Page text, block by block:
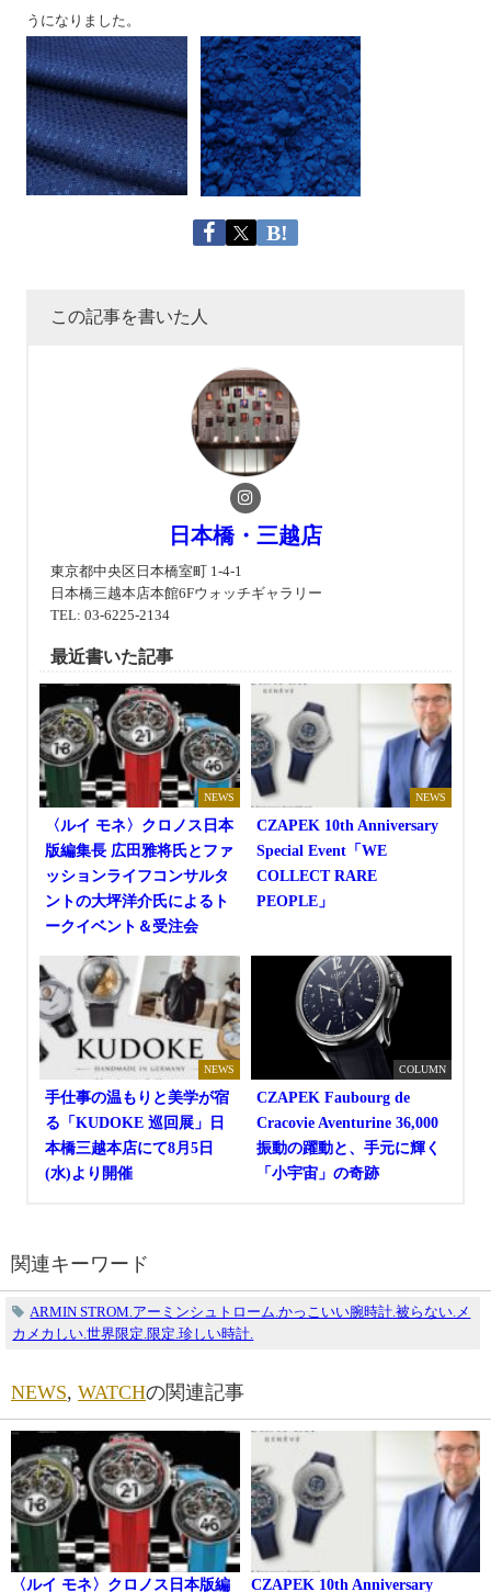
うになりました。
この記事を書いた人
日本橋・三越店
東京都中央区日本橋室町 1-4-1
日本橋三越本店本館6Fウォッチギャラリー
TEL: 03-6225-2134
最近書いた記事
NEWS
〈ルイ モネ〉クロノス日本
版編集長 広田雅将氏とファ
ッションライフコンサルタ
ントの大坪洋介氏によるト
ークイベント＆受注会
NEWS
CZAPEK 10th Anniversary
Special Event「WE
COLLECT RARE
PEOPLE」
NEWS
手仕事の温もりと美学が宿
る「KUDOKE 巡回展」日
本橋三越本店にて8月5日
(水)より開催
COLUMN
CZAPEK Faubourg de
Cracovie Aventurine 36,000
振動の躍動と、手元に輝く
「小宇宙」の奇跡
関連キーワード
ARMIN STROM.アーミンシュトローム.かっこいい腕時計.被らない.メ
カメカしい.世界限定.限定.珍しい時計.
NEWS, WATCHの関連記事
〈ルイ モネ〉クロノス日本版編 CZAPEK 10th Anniversary